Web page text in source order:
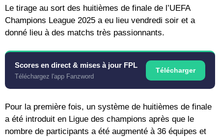
Le tirage au sort des huitièmes de finale de l’UEFA
Champions League 2025 a eu lieu vendredi soir et a
donné lieu à des matchs très passionnants.
Scores en direct & mises à jour FPL
Téléchargez l'app Fanzword
Télécharger
Pour la première fois, un système de huitièmes de finale
a été introduit en Ligue des champions après que le
nombre de participants a été augmenté à 36 équipes et